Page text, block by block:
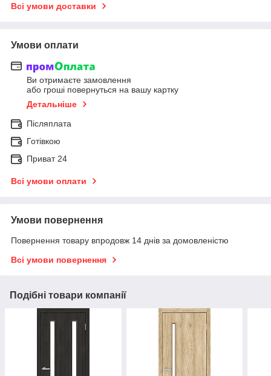
Всі умови доставки
Умови оплати
Ви отримаєте замовлення
або гроші повернуться на вашу картку
Детальніше
Післяплата
Готівкою
Приват 24
Всі умови оплати
Умови повернення
Повернення товару впродовж 14 днів за домовленістю
Всі умови повернення
Подібні товари компанії